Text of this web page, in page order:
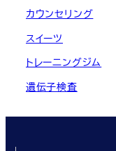
カウンセリング
スイーツ
トレーニングジム
遺伝子検査